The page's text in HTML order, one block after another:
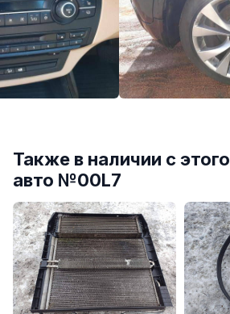
Также в наличии с этого
авто №00L7